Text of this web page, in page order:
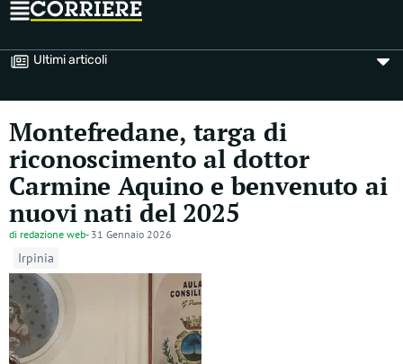
Ultimi articoli
Montefredane, targa di
riconoscimento al dottor
Carmine Aquino e benvenuto ai
nuovi nati del 2025
di redazione web- 31 Gennaio 2026
Irpinia